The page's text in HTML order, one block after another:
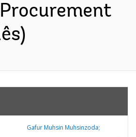
Gafur Muhsin Muhsinzoda;